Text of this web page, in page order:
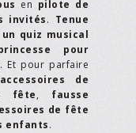
en pilote de
invités. Tenue
un quiz musical
pour
. Et pour parfaire
de
fête, fausse
de fête
enfants.